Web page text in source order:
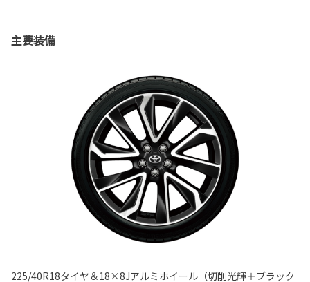
主要装備
225/40R18タイヤ＆18×8Jアルミホイール（切削光輝＋ブラック